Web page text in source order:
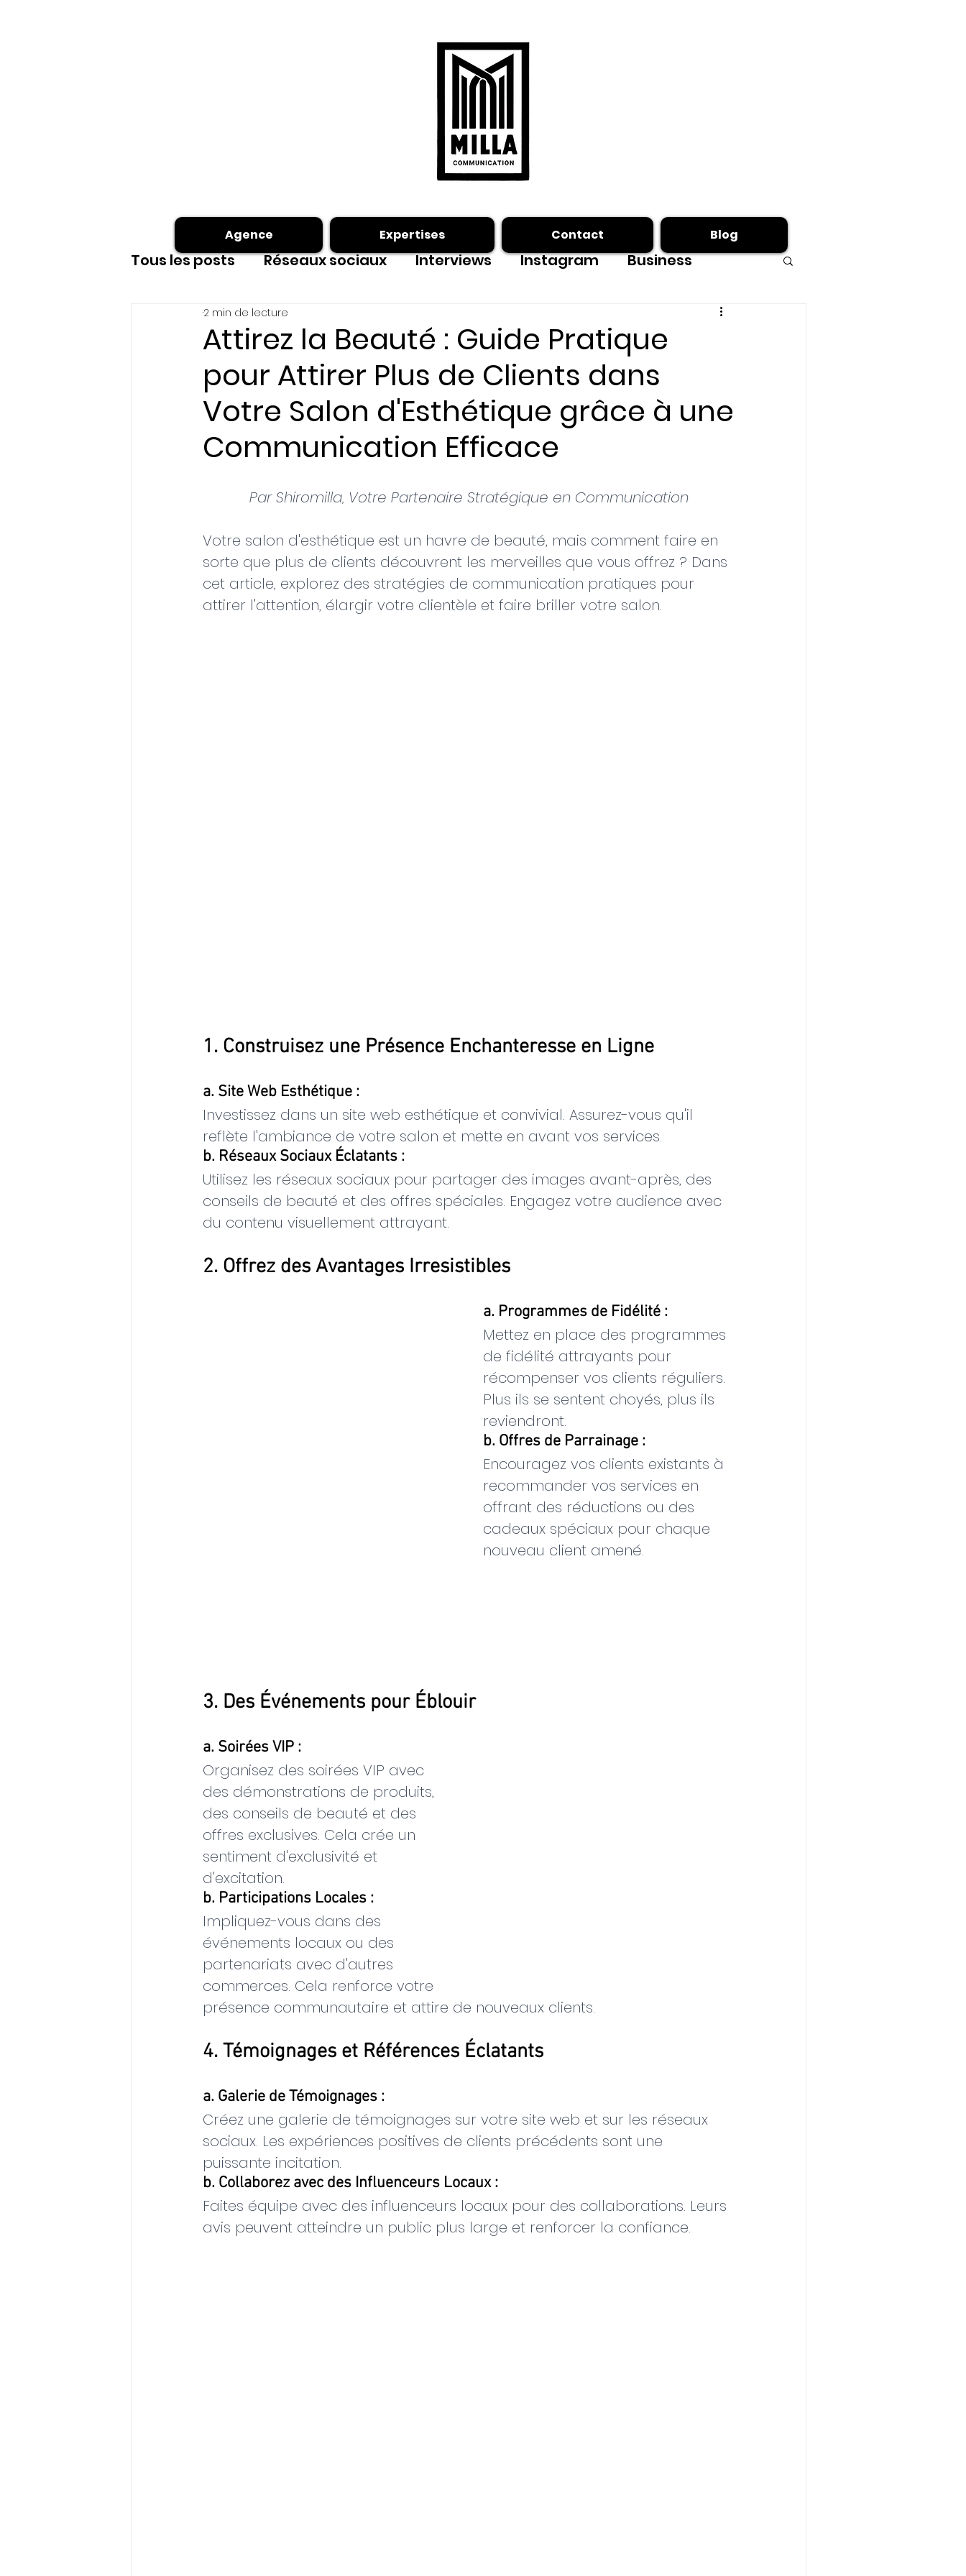
Tous les posts Réseaux sociaux Interviews Instagram Business
Site internet shooting photo
Initiatives & Engagements
Attirez la Beauté : Guide Pratique
pour Attirer Plus de Clients dans
Votre Salon d'Esthétique grâce à une
Communication Efficace
2 min de lecture
Par Shiromilla, Votre Partenaire Stratégique en Communication
Votre salon d'esthétique est un havre de beauté, mais comment faire en
sorte que plus de clients découvrent les merveilles que vous offrez ? Dans
cet article, explorez des stratégies de communication pratiques pour
attirer l'attention, élargir votre clientèle et faire briller votre salon.
1. Construisez une Présence Enchanteresse en Ligne
a. Site Web Esthétique :
Investissez dans un site web esthétique et convivial. Assurez-vous qu'il
reflète l'ambiance de votre salon et mette en avant vos services.
b. Réseaux Sociaux Éclatants :
Utilisez les réseaux sociaux pour partager des images avant-après, des
conseils de beauté et des offres spéciales. Engagez votre audience avec
du contenu visuellement attrayant.
2. Offrez des Avantages Irresistibles
a. Programmes de Fidélité :
Mettez en place des programmes
de fidélité attrayants pour
récompenser vos clients réguliers.
Plus ils se sentent choyés, plus ils
reviendront.
b. Offres de Parrainage :
Encouragez vos clients existants à
recommander vos services en
offrant des réductions ou des
cadeaux spéciaux pour chaque
nouveau client amené.
3. Des Événements pour Éblouir
a. Soirées VIP :
Organisez des soirées VIP avec
des démonstrations de produits,
des conseils de beauté et des
offres exclusives. Cela crée un
sentiment d'exclusivité et
d'excitation.
b. Participations Locales :
Impliquez-vous dans des
événements locaux ou des
partenariats avec d'autres
commerces. Cela renforce votre
présence communautaire et attire de nouveaux clients.
4. Témoignages et Références Éclatants
a. Galerie de Témoignages :
Créez une galerie de témoignages sur votre site web et sur les réseaux
sociaux. Les expériences positives de clients précédents sont une
puissante incitation.
b. Collaborez avec des Influenceurs Locaux :
Faites équipe avec des influenceurs locaux pour des collaborations. Leurs
avis peuvent atteindre un public plus large et renforcer la confiance.
Agence Expertises Contact Blog